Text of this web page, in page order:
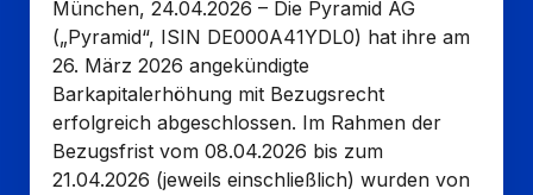
München, 24.04.2026 – Die Pyramid AG
(„Pyramid“, ISIN DE000A41YDL0) hat ihre am
26. März 2026 angekündigte
Barkapitalerhöhung mit Bezugsrecht
erfolgreich abgeschlossen. Im Rahmen der
Bezugsfrist vom 08.04.2026 bis zum
21.04.2026 (jeweils einschließlich) wurden von